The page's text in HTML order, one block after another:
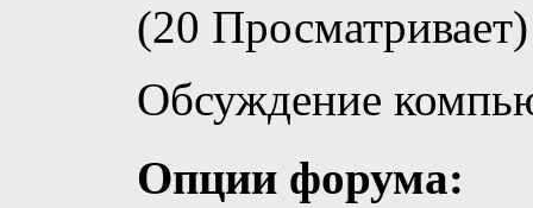
(20 Просматривает)
Обсуждение
Опции форума: